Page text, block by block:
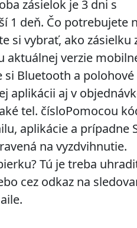
zásielok je 3 dni s
1 deň. Čo potrebujete
si vybrať, ako zásielku
aktuálnej verzie
si Bluetooth a polohové
aplikácii aj v
tel. čísloPomocou
aplikácie a prípadne
na vyzdvihnutie.
Tú je treba
cez odkaz na